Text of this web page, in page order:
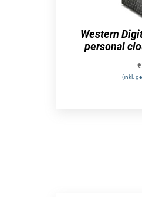
Western
personal
€
(inkl.